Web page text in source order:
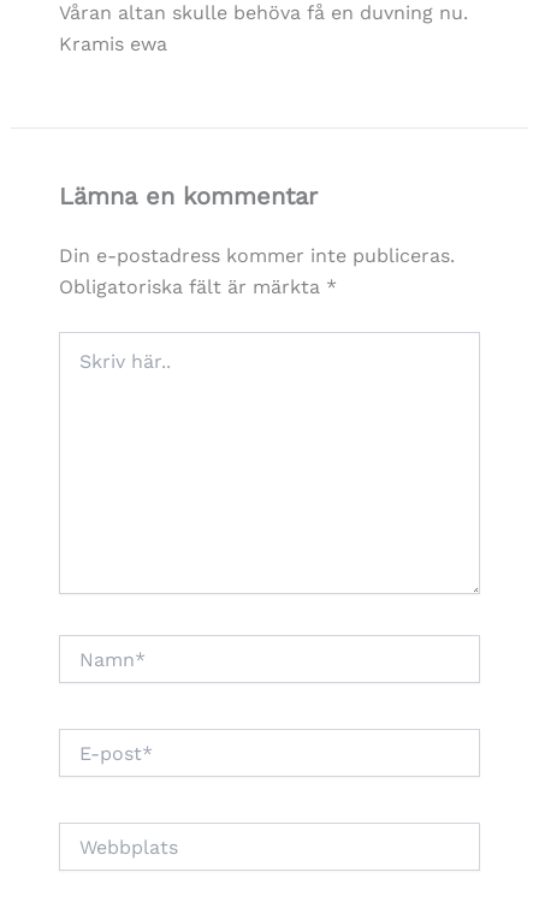
Våran altan skulle behöva få en duvning nu.
Kramis ewa
Lämna en kommentar
Din e-postadress kommer inte publiceras.
Obligatoriska fält är märkta *
här..
post*